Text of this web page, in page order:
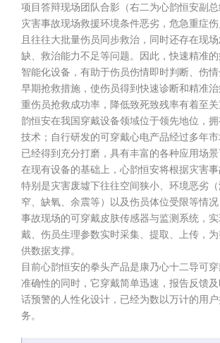
项目答辩现场团队合影（右二为心韵恒安副总
灾害事故现场救援环境条件恶劣，危急重症
且往往大批量伤员同步救治，同时还存在现
缺、救治能力不足等问题。因此，快速精准
智能化设备，有助于伤员伤情即时判断、伤
早期抢救措施，使伤员得到快速诊断和精准
重伤员抢救成功率，降低致死致残率有着至
韵恒安在我国穿戴设备领域位于领先地位，
技术；自行研发的可穿戴心电产品经过多年市
已经得到充分打磨，具有丰富的各种应用场景
在现有设备的基础上，心韵恒安将根据灾害事
特别是灾害废墟下往往空间狭小、环境恶劣
窄、缺氧、余震等）以及伤员体位受限等情
事故现场的可穿戴皮肤传感器与监测系统，
戴、伤员生理参数实时采集、提取、上传，
供数据支撑。
目前心韵恒安的拳头产品是康乃心十二导可
准确性的同时，它穿戴简单迅速，报告反馈
话预警的人性化设计，已经为数以万计的用
务。